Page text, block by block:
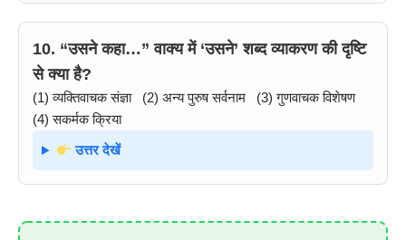
10. “उसने कहा…” वाक्य में ‘उसने’ शब्द व्याकरण की दृष्टि
से क्या है?
(1) व्यक्तिवाचक संज्ञा (2) अन्य पुरुष सर्वनाम (3) गुणवाचक विशेषण
(4) सकर्मक क्रिया
उत्तर देखें